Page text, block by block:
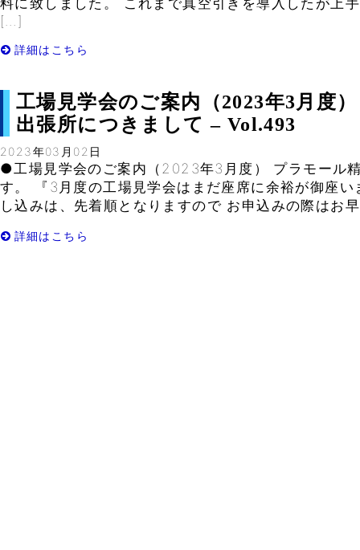
料に致しました。 これまで真空引きを導入したが上
[…]
詳細はこちら
工場見学会のご案内（2023年3月度
出張所につきまして – Vol.493
2023年03月02日
●工場見学会のご案内（2023年3月度） プラモール
す。 『3月度の工場見学会はまだ座席に余裕が御座
し込みは、先着順となりますので お申込みの際はお
詳細はこちら